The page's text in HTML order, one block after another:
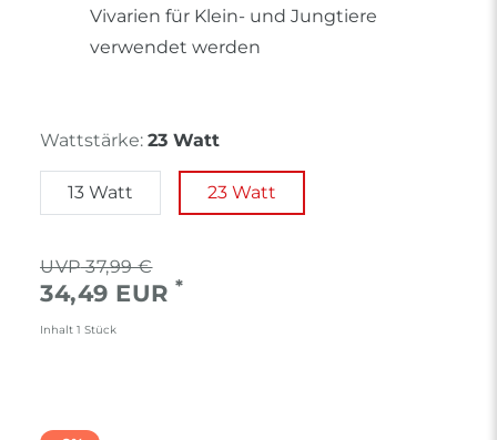
Vivarien für Klein- und Jungtiere
verwendet werden
Wattstärke: 23 Watt
13 Watt 23 Watt
37,99 €
34,49 EUR *
Inhalt 1 Stück